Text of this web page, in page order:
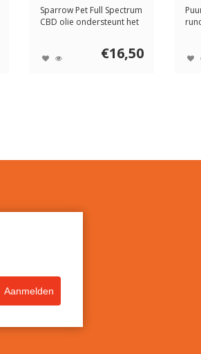
Sparrow Pet Full Spectrum
CBD olie ondersteunt het
€16,50
Aanmelden